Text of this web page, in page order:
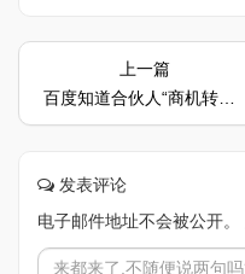
上一篇
百度知道合伙人“商机转化”权益开通及使用说明
发表评论
电子邮件地址不会被公开。